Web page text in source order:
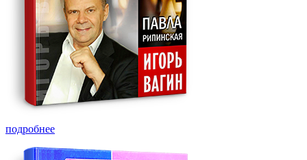
подробнее